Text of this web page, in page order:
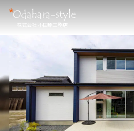
株式会社 小田原工務店